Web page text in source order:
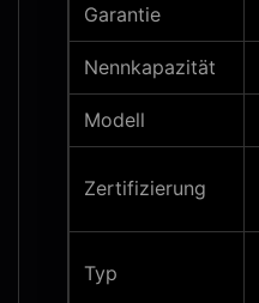
Garantie
Nennkapazität
Modell
Zertifizierung
Typ